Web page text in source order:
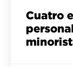
Cuatro